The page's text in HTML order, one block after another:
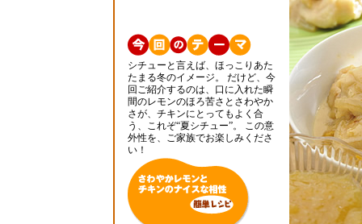
シチューと言えば、ほっこりあた
たまる冬のイメージ。 だけど、今
回ご紹介するのは、口に入れた瞬
間のレモンのほろ苦さとさわやか
さが、チキンにとってもよく合
う、これぞ“夏シチュー”。 この意
外性を、ご家族でお楽しみくださ
い！